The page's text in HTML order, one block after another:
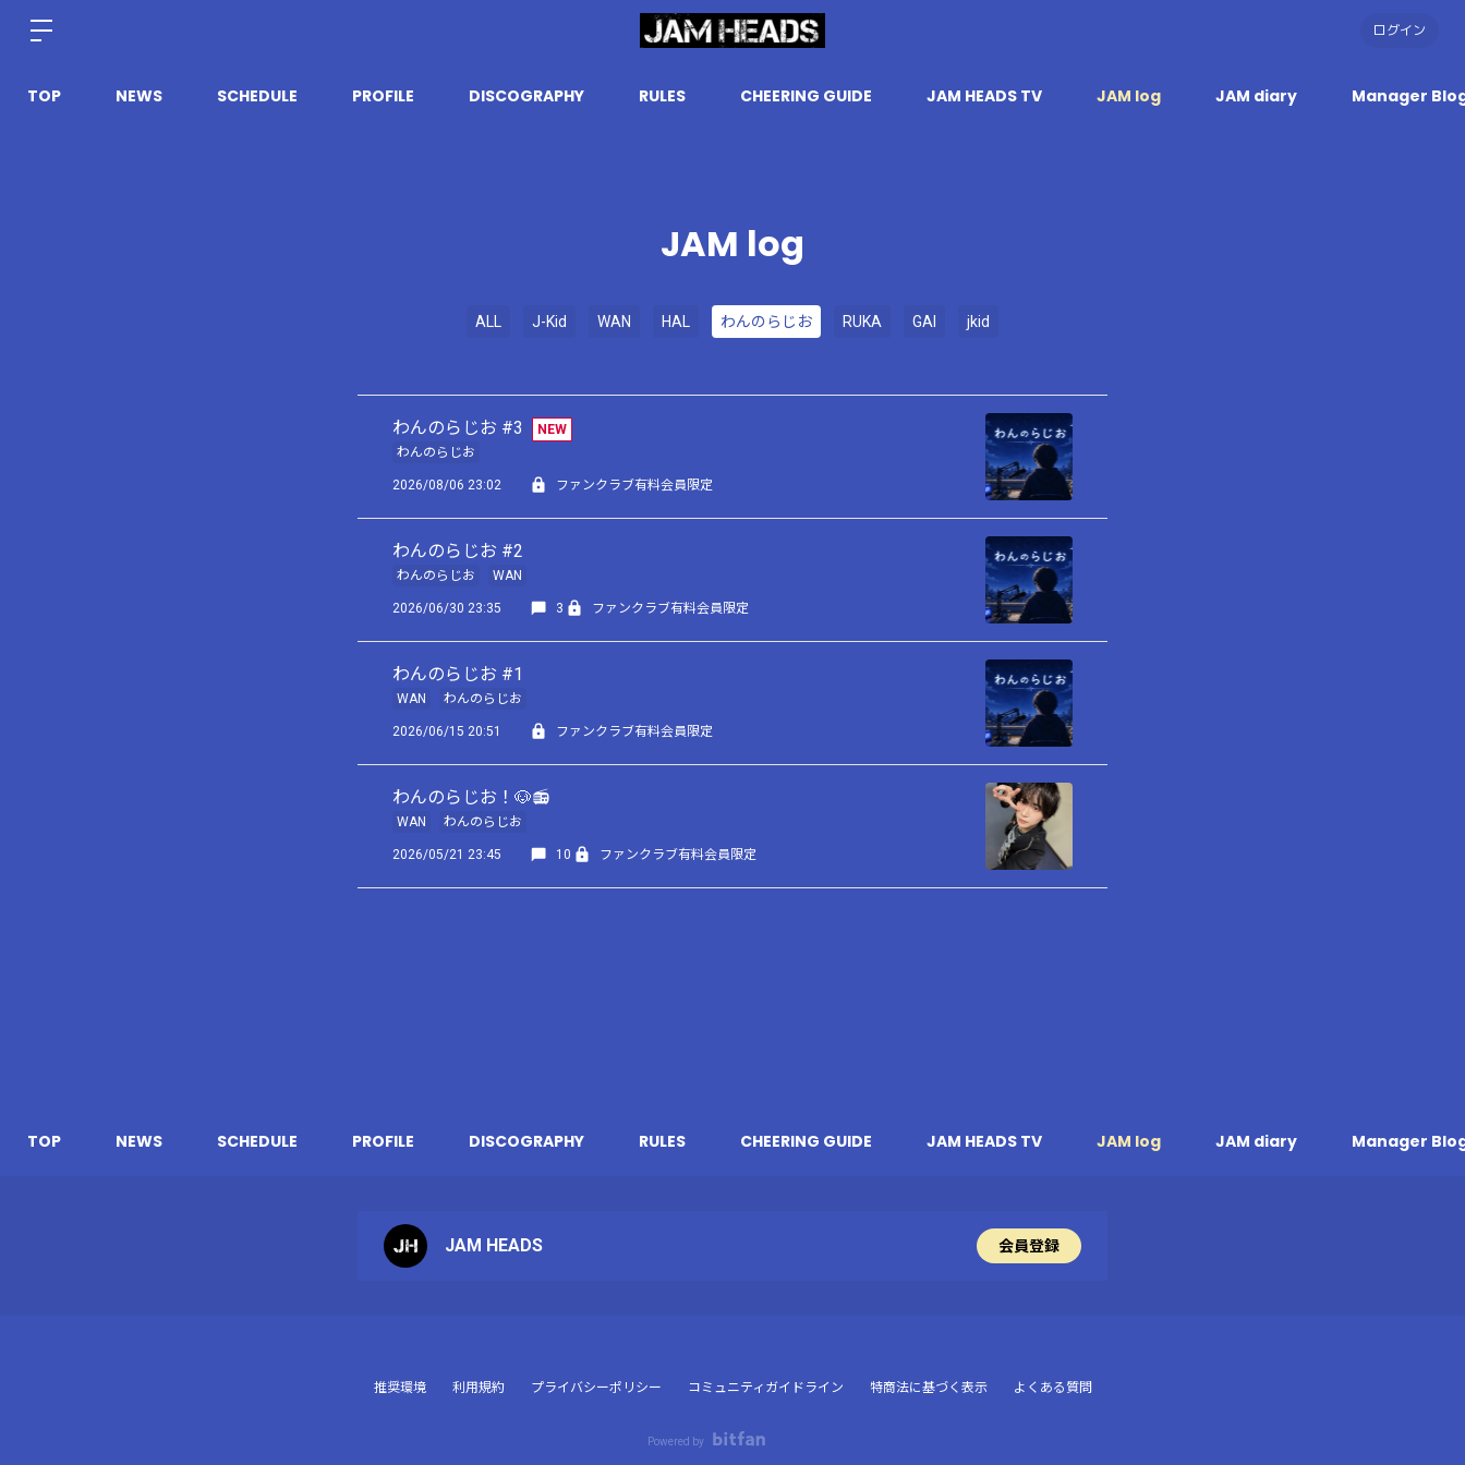
ログイン
TOP NEWS SCHEDULE PROFILE DISCOGRAPHY RULES CHEERING GUIDE JAM HEADS TV JAM log JAM diary Manager
JAM log
ALL J-Kid WAN HAL わんのらじお RUKA GAI jkid
わんのらじお #3
NEW
わんのらじお
2026/08/06 23:02 ファンクラブ有料会員限定
わんのらじお #2
わんのらじお WAN
2026/06/30 23:35 3 ファンクラブ有料会員限定
わんのらじお #1
WAN わんのらじお
2026/06/15 20:51 ファンクラブ有料会員限定
わんのらじお！🐶📻
WAN わんのらじお
2026/05/21 23:45 10 ファンクラブ有料会員限定
TOP NEWS SCHEDULE PROFILE DISCOGRAPHY RULES CHEERING GUIDE JAM HEADS TV JAM log JAM diary Manager
JAM HEADS 会員登録
推奨環境 利用規約 プライバシーポリシー コミュニティガイドライン 特商法に基づく表示 よくある質問
Powered by